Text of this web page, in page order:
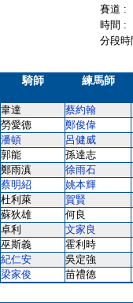
賽道 :
時間 :
分段
騎師 練馬師
韋達 蔡約翰
勞愛德 鄭俊偉
潘頓 呂健威
郭能 孫達志
鄭雨滇 徐雨石
蔡明紹 姚本輝
杜利萊 賀賢
蘇狄雄 何良
卓利 文家良
巫斯義 霍利時
紀仁安 吳定強
梁家俊
苗禮德